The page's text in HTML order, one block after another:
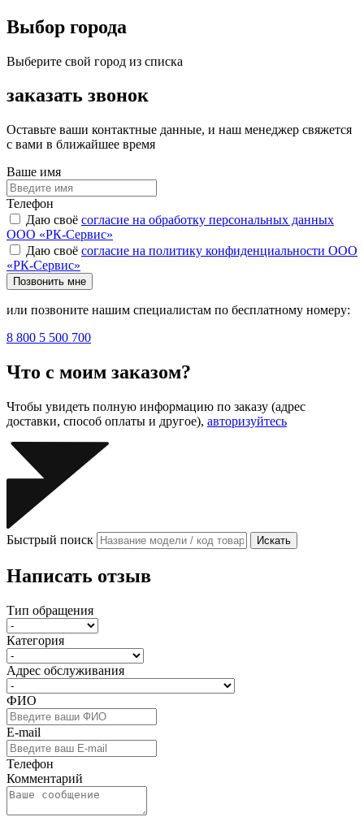
Выбор города
Выберите свой город из списка
заказать звонок
Оставьте ваши контактные данные, и наш менеджер свяжется
с вами в ближайшее время
Ваше имя
Телефон
Даю своё согласие на обработку персональных данных
ООО «РК-Сервис»
Даю своё согласие на политику конфиденциальности ООО
«РК-Сервис»
Позвонить мне
или позвоните нашим специалистам по бесплатному номеру:
8 800 5 500 700
Что с моим заказом?
Чтобы увидеть полную информацию по заказу (адрес
доставки, способ оплаты и другое), авторизуйтесь
Быстрый поиск Искать
Написать отзыв
Тип обращения
Категория
Адрес обслуживания
ФИО
E-mail
Телефон
Комментарий